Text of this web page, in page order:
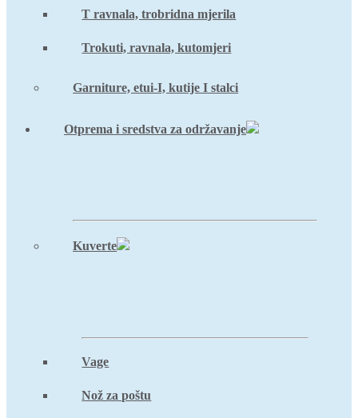
T ravnala, trobridna mjerila
Trokuti, ravnala, kutomjeri
Garniture, etui-I, kutije I stalci
Otprema i sredstva za održavanje
Kuverte
Vage
Nož za poštu